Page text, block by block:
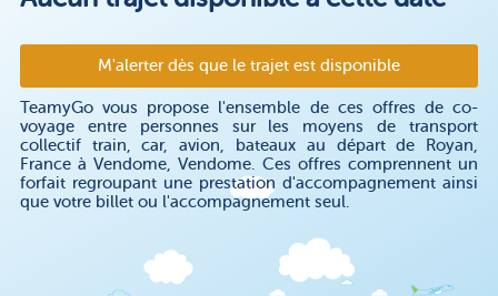
M'alerter dès que le trajet est disponible
TeamyGo vous propose l'ensemble de ces offres de co-
voyage entre personnes sur les moyens de transport
collectif train, car, avion, bateaux au départ de Royan,
France à Vendome, Vendome. Ces offres comprennent un
forfait regroupant une prestation d'accompagnement ainsi
que votre billet ou l'accompagnement seul.